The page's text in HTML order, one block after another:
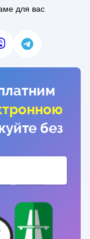
для вас
без